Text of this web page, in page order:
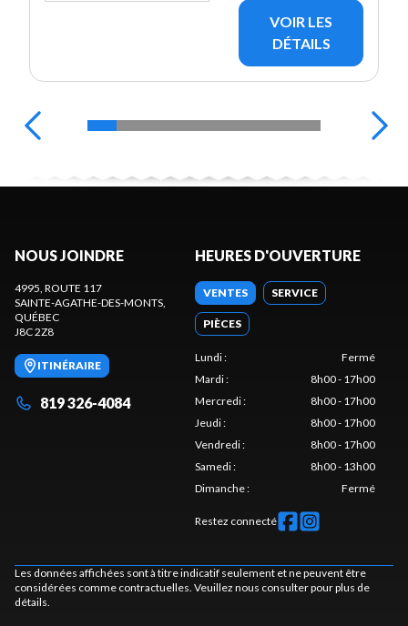
VOIR LES
DÉTAILS
NOUS JOINDRE
4995, ROUTE 117
SAINTE-AGATHE-DES-MONTS
QUÉBEC
J8C 2Z8
ITINÉRAIRE
819 326-4084
HEURES D'OUVERTURE
VENTES SERVICE
PIÈCES
Lundi:
Fermé
Mardi:
8h00 - 17h00
Mercredi:
8h00 - 17h00
Jeudi:
8h00 - 17h00
Vendredi:
8h00 - 17h00
Samedi:
8h00 - 13h00
Dimanche: Fermé
Restez connecté
Les données affichées sont à titre indicatif seulement et ne peuvent être
considérées comme contractuelles. Veuillez nous consulter pour plus de
détails.